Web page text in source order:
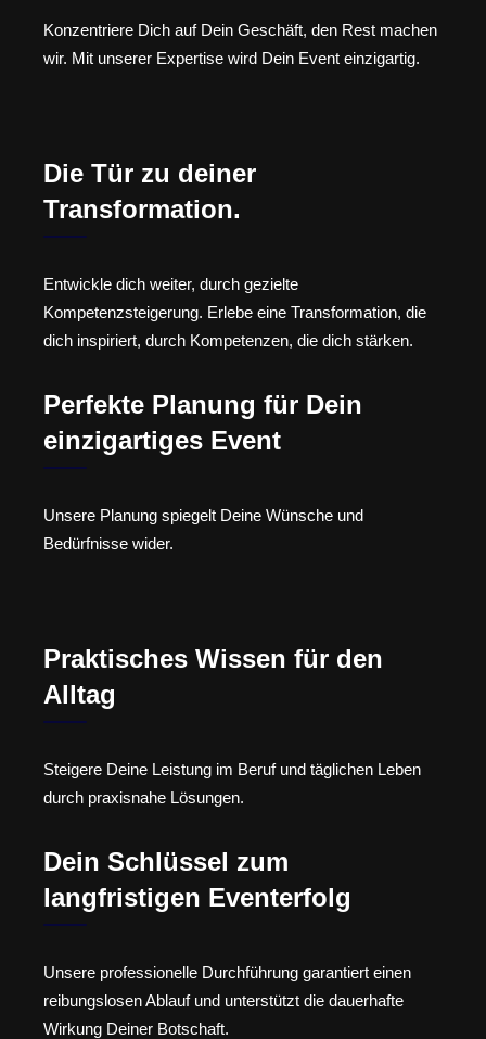
Konzentriere Dich auf Dein Geschäft, den Rest machen
wir. Mit unserer Expertise wird Dein Event einzigartig.
Die Tür zu deiner
Transformation.
Entwickle dich weiter, durch gezielte
Kompetenzsteigerung. Erlebe eine Transformation, die
dich inspiriert, durch Kompetenzen, die dich stärken.
Perfekte Planung für Dein
einzigartiges Event
Unsere Planung spiegelt Deine Wünsche und
Bedürfnisse wider.
Praktisches Wissen für den
Alltag
Steigere Deine Leistung im Beruf und täglichen Leben
durch praxisnahe Lösungen.
Dein Schlüssel zum
langfristigen Eventerfolg
Unsere professionelle Durchführung garantiert einen
reibungslosen Ablauf und unterstützt die dauerhafte
Wirkung Deiner Botschaft.